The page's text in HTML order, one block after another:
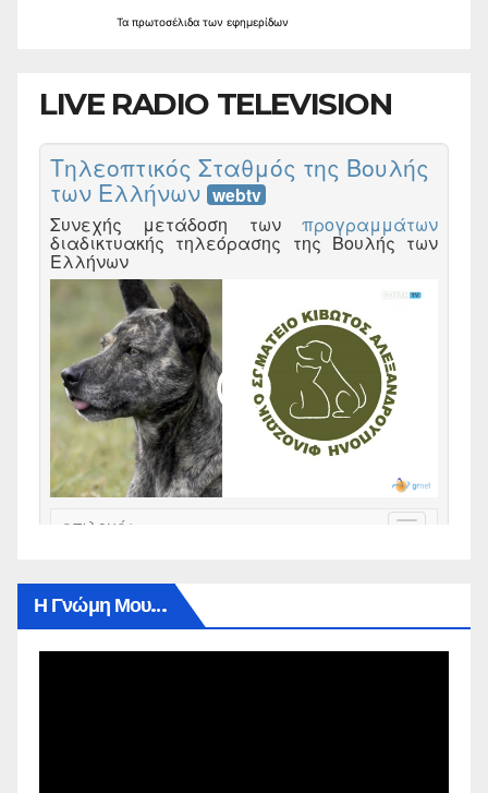
Τα πρωτοσέλιδα των εφημερίδων
LIVE RADIO TELEVISION
Η Γνώμη Μου…